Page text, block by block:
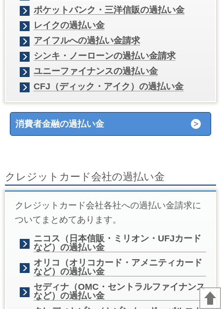
ポケットバンク・三洋信販の過払い金
レイクの過払い金
アイフルへの過払い金請求
シンキ・ノーローンの過払い金請求
ユニーファイナンスの過払い金
CFJ（ディック・アイク）の過払い金
消費者金融の過払い金
クレジットカード会社の過払い金
クレジットカード会社各社への過払い金請求に
ついてまとめてあります。
ニコス（日本信販・ミリオン・UFJカード
など）の過払い金
オリコ（オリコカード・アメニティカード
など）の過払い金
セディナ（OMC・セントラルファイナンス
など）の過払い金